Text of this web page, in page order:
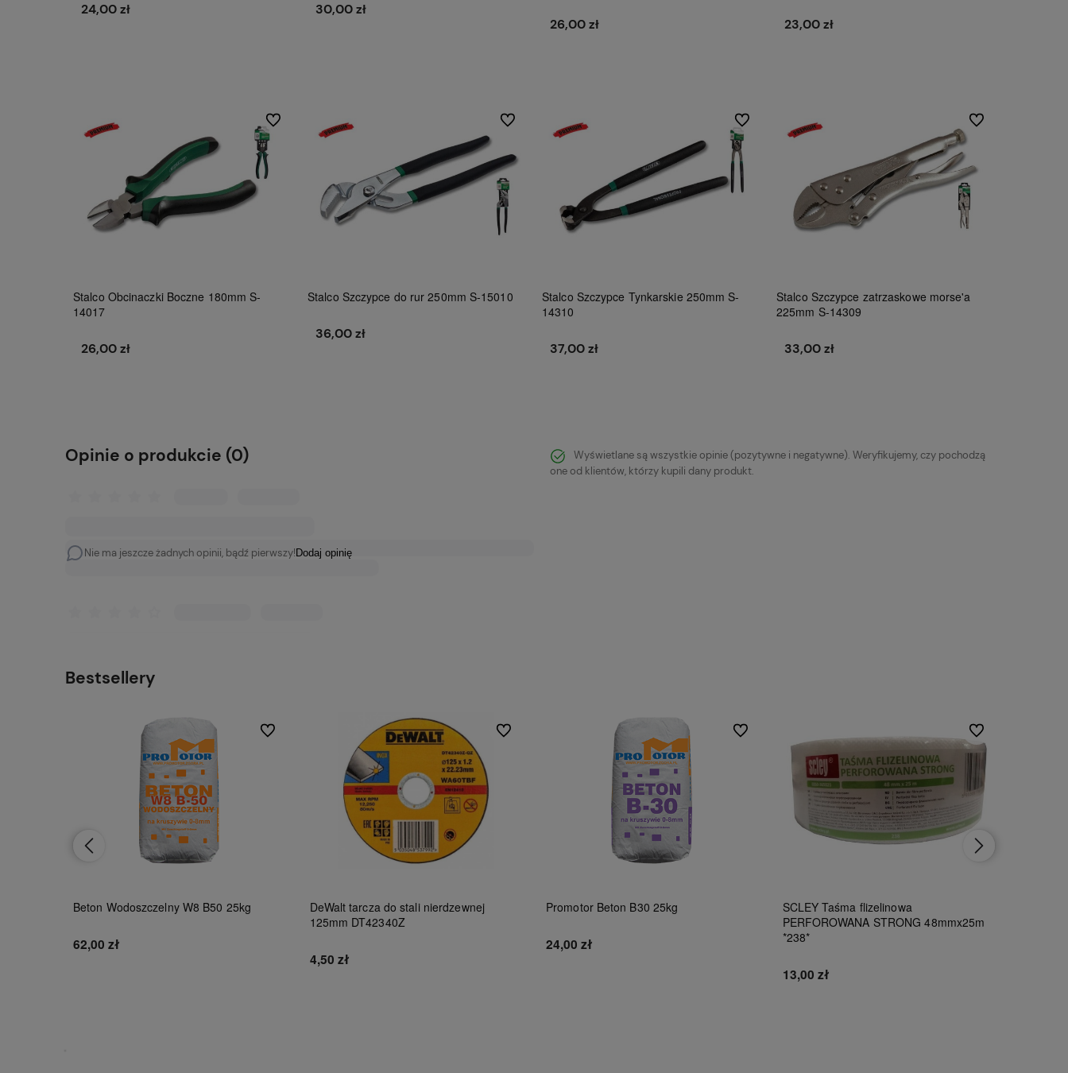
24,00 zł 30,00 zł
26,00 zł 23,00 zł
Stalco Obcinaczki Boczne 180mm S-
14017
26,00 zł
Do ulubionych
Stalco Szczypce do rur 250mm S-15010
36,00 zł
Do ulubionych
Stalco Szczypce Tynkarskie 250mm S-
14310
37,00 zł
Do ulubionych
Stalco Szczypce zatrzaskowe morse'a
225mm S-14309
33,00 zł
Do ulubionych
Opinie o produkcie (0)
Nie ma jeszcze żadnych opinii, bądź pierwszy! Dodaj opinię
Wyświetlane są wszystkie opinie (pozytywne i negatywne). Weryfikujemy, czy pochodzą
one od klientów, którzy kupili dany produkt.
Bestsellery
Beton Wodoszczelny W8 B50 25kg
62,00 zł
Do ulubionych
DeWalt tarcza do stali nierdzewnej
125mm DT42340Z
4,50 zł
Do ulubionych
Promotor Beton B30 25kg
24,00 zł
Do ulubionych
SCLEY Taśma flizelinowa
PERFOROWANA STRONG 48mmx25m
*238*
13,00 zł
Do ulubionych